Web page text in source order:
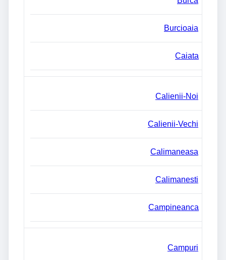
Burcioaia
Caiata
Calienii-Noi
Calienii-Vechi
Calimaneasa
Calimanesti
Campineanca
Campuri